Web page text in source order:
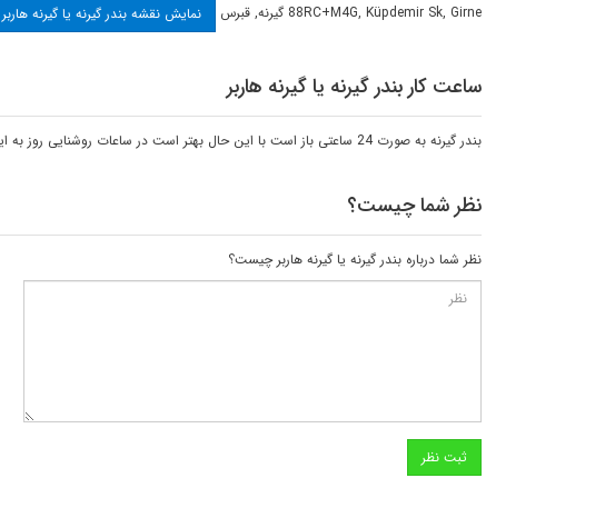
88RC+M4G, Küpdemir Sk, Girne گیرنه, قبرس نمایش نقشه بندر گیرنه یا گیرنه هاربر
ساعت کار بندر گیرنه یا گیرنه هاربر
بندر گیرنه به صورت 24 ساعتی باز است با این حال بهتر است در ساعات روشنایی روز به این بندر بروید تا از مناظر زیبای آن نهایت لذت را ببرید.
نظر شما چیست؟
نظر شما درباره بندر گیرنه یا گیرنه هاربر چیست؟